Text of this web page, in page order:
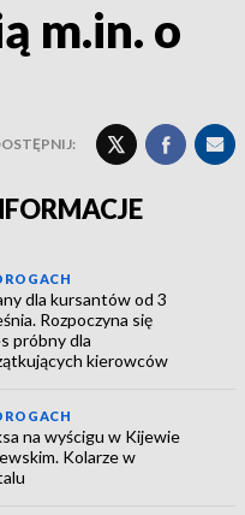
m.in. o
dla kursantów od 3
Rozpoczyna się
próbny dla
kierowców
na wyścigu w Kijewie
Kolarze w